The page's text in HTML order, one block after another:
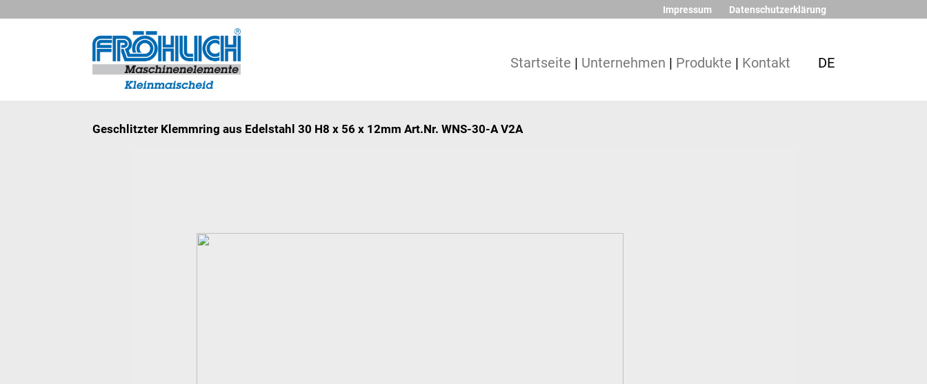
Impressum Datenschutzerklärung
DE
Startseite | Unternehmen | Produkte | Kontakt
Geschlitzter Klemmring aus Edelstahl 30 H8 x 56 x 12mm Art.Nr. WNS-30-A V2A